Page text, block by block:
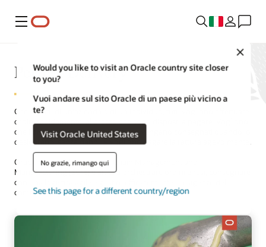
Menu
Would you like to visit an Oracle country site closer
to you?
Vuoi andare sul sito Oracle di un paese più vicino a
te?
Visit Oracle United States
No grazie, rimango qui
See this page for a different country/region
Perfect Delivery
Che si tratti di un'azienda o di un individuo, tutti vogliono effettuare
ordini rapidamente, al prezzo che sono disposti a pagare. Vogliono
che i prodotti siano disponibili e che vengano consegnati quando lo
desiderano, senza danni. E vogliono pagare la fattura agevolmente.
Oracle Fusion Cloud Supply Chain Management and
Manufacturing (SCM) ti aiuta a orchestrare ordini e resi, consegnare
con una logistica agile e gestire efficacemente le esigenze del
commercio globale.